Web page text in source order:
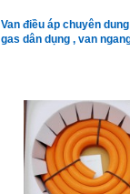
Van điều áp chuyên
gas dân dụng , van